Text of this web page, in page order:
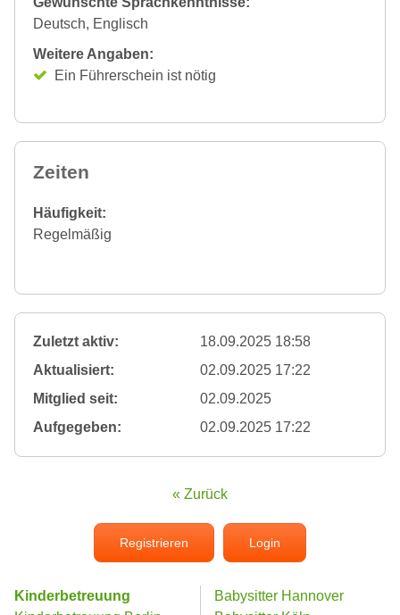
Deutsch, Englisch
Weitere Angaben:
Ein Führerschein ist nötig
Zeiten
Häufigkeit:
Regelmäßig
Zuletzt aktiv:
18.09.2025 18:58
Aktualisiert:
02.09.2025 17:22
Mitglied seit:
02.09.2025
Aufgegeben:
02.09.2025 17:22
« Zurück
Registrieren Login
Kinderbetreuung
Babysitter Hannover